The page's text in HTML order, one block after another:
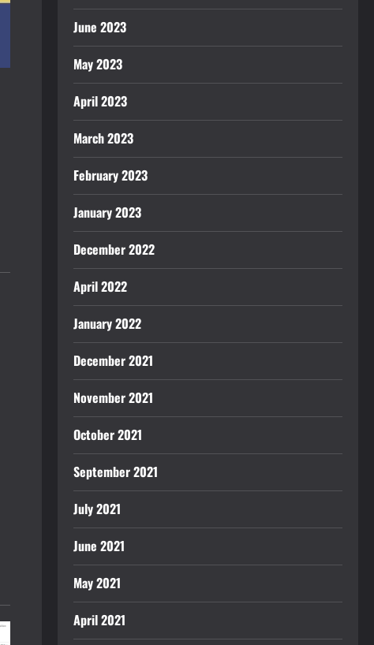
June 2023
May 2023
April 2023
March 2023
February 2023
January 2023
December 2022
April 2022
January 2022
December 2021
November 2021
October 2021
September 2021
July 2021
June 2021
May 2021
April 2021